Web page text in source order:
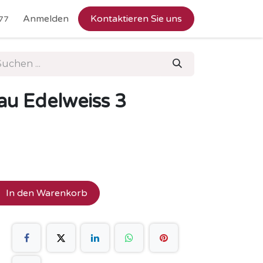
Anmelden Kontaktieren Sie uns
Edelweiss 3
In den Warenkorb